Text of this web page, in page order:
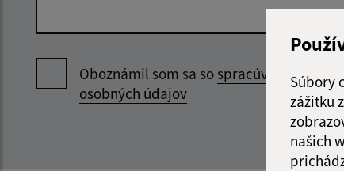
Súbory
zážitku
našich
Oboznámil som sa sospracúvaním
osobných údajov